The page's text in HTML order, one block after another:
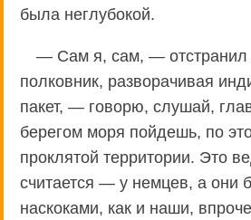
была неглубокой.
— Сам я, сам, — отстранил
полковник, разворачивая
пакет, — говорю, слушай,
берегом моря пойдешь, по
проклятой территории. Это
считается — у немцев, а они
наскоками, как и наши,